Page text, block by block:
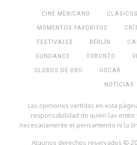
CINE MEXICANO CLÁSICOS
MOMENTOS FAVORITOS
FESTIVALES
BERLÍN
SUNDANCE
TORONTO
GLOBOS DE ORO
OSCAR
NOTICIAS
Las opiniones vertidas en esta
responsabilidad de quien las
necesariamente el pensamiento ni la
Algunos derechos reservados ©